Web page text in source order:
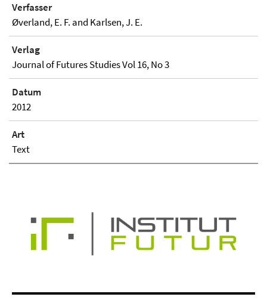
Verfasser
Øverland, E. F. and Karlsen, J. E.
Verlag
Journal of Futures Studies Vol 16, No 3
Datum
2012
Art
Text